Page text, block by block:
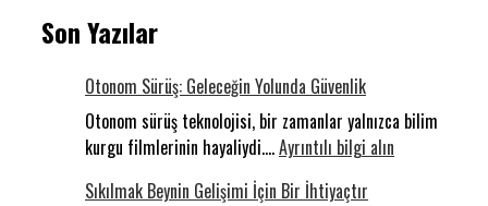
Son Yazılar
Otonom Sürüş: Geleceğin Yolunda Güvenlik
Otonom sürüş teknolojisi, bir zamanlar yalnızca bilim
kurgu filmlerinin hayaliydi.…Ayrıntılı bilgi alın
Sıkılmak Beynin Gelişimi İçin Bir İhtiyaçtır